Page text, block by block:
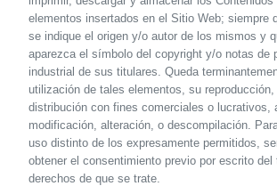
elementos insertados en el Sitio Web; siempre
se indique el origen y/o autor de los mismos y
aparezca el símbolo del copyright y/o notas de
industrial de sus titulares. Queda
utilización de tales elementos, su
distribución con fines comerciales o lucrativos,
modificación, alteración, o descompilación.
uso distinto de los expresamente permitidos,
obtener el consentimiento previo por escrito del
derechos de que se trate.